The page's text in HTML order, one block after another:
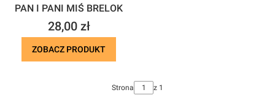
PAN I PANI MIŚ BRELOK
Cena
28,00 zł
ZOBACZ PRODUKT
Strona z 1